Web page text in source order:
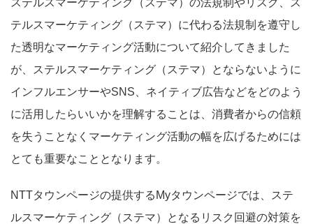
ステルスマーケティング（ステマ）の法規制やリスク、ス
テルスマーケティング（ステマ）に代わる法規制を遵守し
た透明なマーケティング活動について紹介してきました
が、ステルスマーケティング（ステマ）とならないように
インフルエンサーやSNS、ネイティブ広告などをどのよう
に活用したらいいかを理解することは、消費者からの信頼
を失うことなくマーケティング活動の幅を広げるためには
とても重要なこととなります。
NTTタウンページの提供するMyタウンページでは、ステ
ルスマーケティング（ステマ）となるリスク回避の対策を